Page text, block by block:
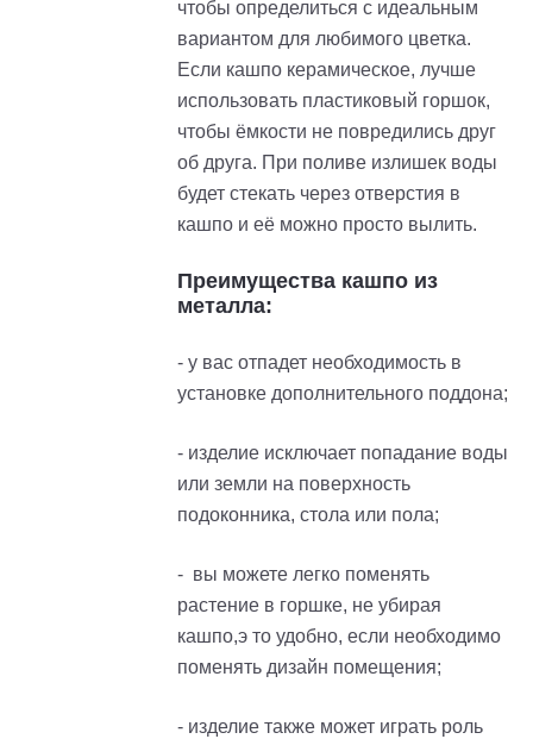
чтобы определиться с идеальным
вариантом для любимого цветка.
Если кашпо керамическое, лучше
использовать пластиковый горшок,
чтобы ёмкости не повредились друг
об друга. При поливе излишек воды
будет стекать через отверстия в
кашпо и её можно просто вылить.
Преимущества кашпо из
металла:
- у вас отпадет необходимость в
установке дополнительного поддона;
- изделие исключает попадание воды
или земли на поверхность
подоконника, стола или пола;
- вы можете легко поменять
растение в горшке, не убирая
кашпо,э то удобно, если необходимо
поменять дизайн помещения;
- изделие также может играть роль